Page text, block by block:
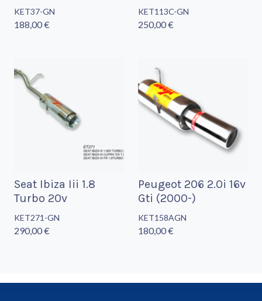
KET37-GN
188,00 €
KET113C-GN
250,00 €
Seat Ibiza Iii 1.8
Turbo 20v
KET271-GN
290,00 €
Peugeot 206 2.0i 16v
Gti (2000-)
KET158AGN
180,00 €